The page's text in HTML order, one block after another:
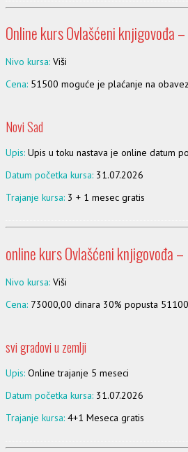
Online kurs Ovlašćeni knjigovođa
Nivo kursa: Viši
Cena: 51500 moguće je plaćanje na
Novi Sad
Upis: Upis u toku nastava je online datum
Datum početka kursa: 31.07.2026
Trajanje kursa: 3 + 1 mesec gratis
online kurs Ovlašćeni knjigovođa
Nivo kursa: Viši
Cena: 73000,00 dinara 30% popusta
svi gradovi u zemlji
Upis: Online trajanje 5 meseci
Datum početka kursa: 31.07.2026
Trajanje kursa: 4+1 Meseca gratis